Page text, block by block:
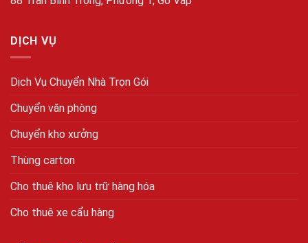
DỊCH VỤ
Dịch Vụ Chuyển Nhà Trọn Gói
Chuyển văn phòng
Chuyển kho xưởng
Thùng carton
Cho thuê kho lưu trữ hàng hóa
Cho thuê xe cẩu hàng